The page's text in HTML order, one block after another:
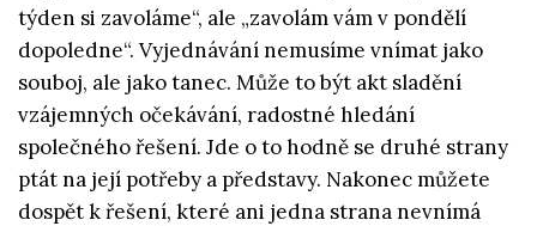
týden si zavoláme“, ale „zavolám vám v pondělí
dopoledne“. Vyjednávání nemusíme vnímat jako
souboj, ale jako tanec. Může to být akt sladění
vzájemných očekávání, radostné hledání
společného řešení. Jde o to hodně se druhé strany
ptát na její potřeby a představy. Nakonec můžete
dospět k řešení, které ani jedna strana nevnímá